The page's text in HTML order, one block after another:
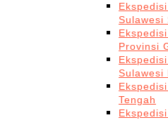
Sulawesi
Provinsi
Sulawesi
Tengah